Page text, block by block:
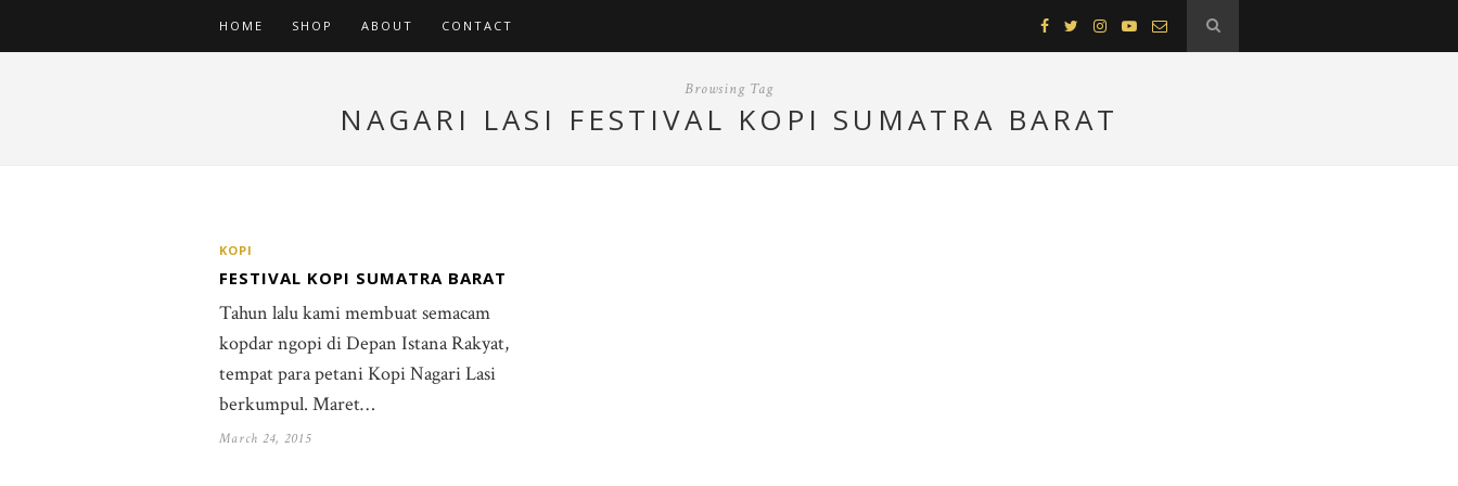
HOME SHOP ABOUT CONTACT
Browsing Tag
NAGARI LASI FESTIVAL KOPI SUMATRA BARAT
KOPI
FESTIVAL KOPI SUMATRA BARAT
Tahun lalu kami membuat semacam
kopdar ngopi di Depan Istana Rakyat,
tempat para petani Kopi Nagari Lasi
berkumpul. Maret…
March 24, 2015